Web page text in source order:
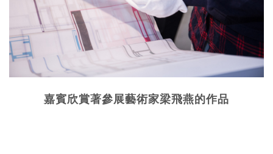
嘉賓欣賞著參展藝術家梁飛燕的作品